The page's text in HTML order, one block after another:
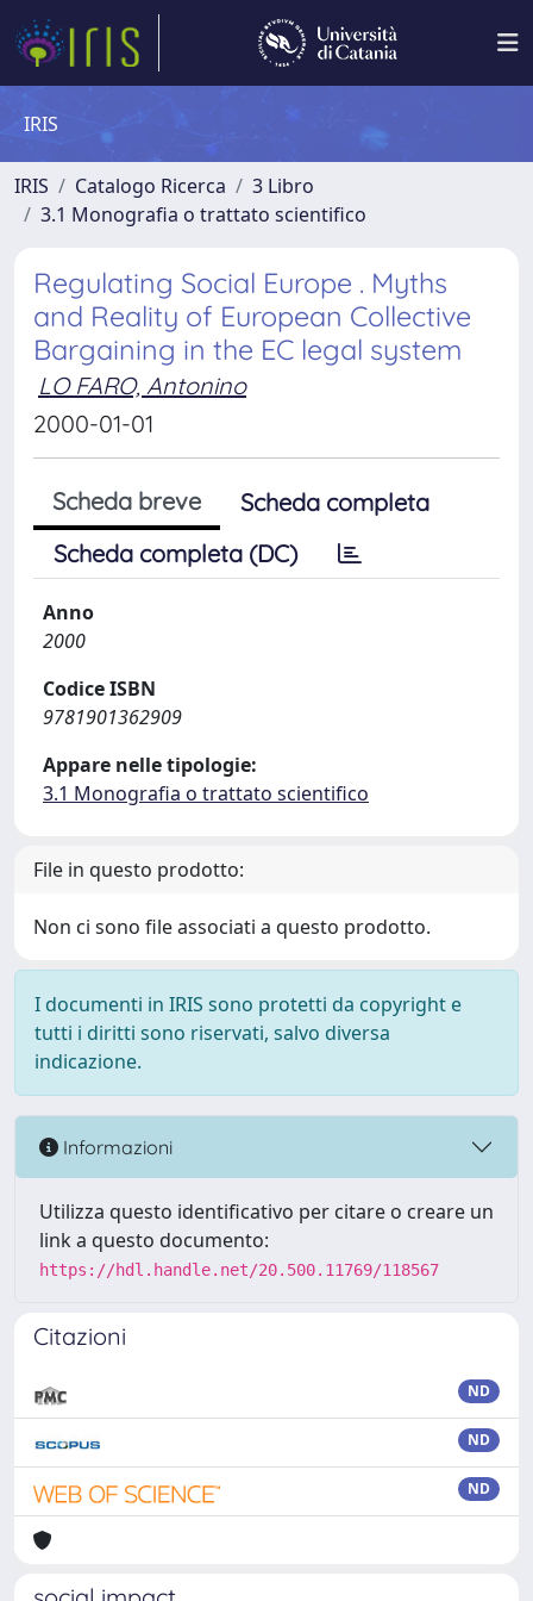
IRIS
IRIS Catalogo Ricerca
3 Libro
3.1 Monografia o trattato scientifico
Regulating Social Europe . Myths
and Reality of European Collective
Bargaining in the EC legal system
LO FARO, Antonino
2000-01-01
Scheda breve
Scheda completa
Scheda completa (DC)
Anno
2000
Codice ISBN
9781901362909
Appare nelle tipologie:
3.1 Monografia o trattato scientifico
File in questo prodotto:
Non ci sono file associati a questo prodotto.
I documenti in IRIS sono protetti da copyright e
tutti i diritti sono riservati, salvo diversa
indicazione.
Informazioni
Utilizza questo identificativo per citare o creare un
link a questo documento:
https://hdl.handle.net/20.500.11769/118567
Citazioni
ND
ND
ND